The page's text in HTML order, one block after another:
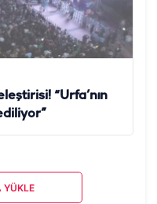
“Urfa’nın
YÜKLE